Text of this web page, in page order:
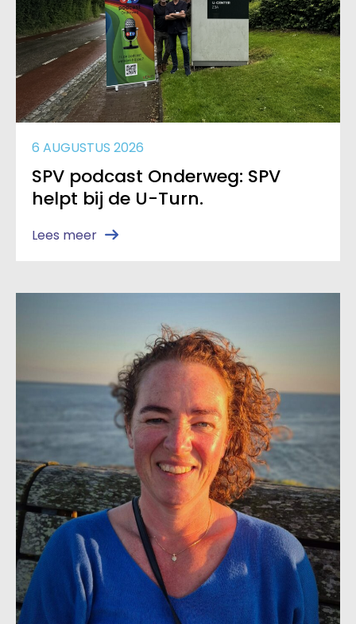
6 AUGUSTUS 2026
SPV podcast Onderweg: SPV
helpt bij de U-Turn.
Lees meer